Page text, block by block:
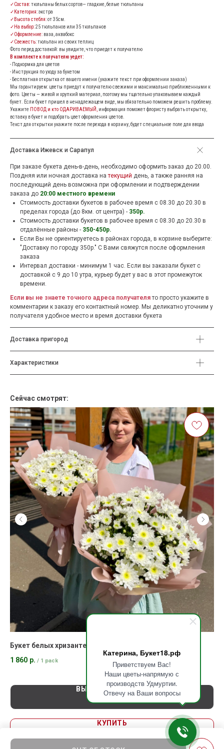
Катерина, Букет18.рф
Приветствуем Вас!
Наши цветы-напрямую с
производств Удмуртии.
Отвечу на Ваши вопросы
✓Состав:тюльпаны белых сортов— гладкие, белые тюльпаны
✓Категория:экстра
✓Высота стебля:от 35см.
✓На выбор:25 тюльпанов или 35 тюльпанов
✓Оформление: ваза, аквабокс
✓Свежесть:тюльпан из своих теплиц
Фото перед доставкой: вы увидите, что приедет к получателю
В комплекте к получателю уедет:
- Подкормка для цветов
- Инструкция по уходу за букетом
- Бесплатная открытка от вашего имени (укажите текст при оформлении заказа)
Мы гарантируем: цветы приедут к получателю свежими и максимально приближенными к
фото. Цветы — живой и хрупкий материал, поэтому мы тщательно упаковываем каждый
букет. Если букет пришел в ненадлежащем виде, мы обязательно поможем решить проблему.
Укажите ПОВОД и кто ОДАРИВАЕМЫЙ,
информация поможет флористу выбрать открытку,
вставку в букет и подобрать цвет оформления цветов.
Текст для открытки укажите после перехода в корзину, будет специальное поле для ввода
Доставка Ижевск и Сарапул
При заказе букета день-в-день, необходимо оформить заказ до 20.00.
Поздняя или ночная доставка натекущий день, а также ранняя на
последующий день возможна при оформлении и подтверждении
заказа до 20:00 местного времени
Стоимость доставки букетов в рабочее время c 08.30 до 20.30 в
пределах города (до 8км. от центра) - 350р.
Стоимость доставки букетов в рабочее время c 08.30 до 20.30 в
отдалённые районы - 350-450р.
Если Вы не ориентируетесь в районах города, в корзине выберите:
"Доставку по городу 350р." С Вами свяжутся после оформления
заказа
Интервал доставки - минимум 1 час. Если вы заказали букет с
доставкой с 9 до 10 утра, курьер будет у вас в этот промежуток
времени.
Если вы не знаете точного адреса получателя то просто укажите в
комментарии к заказу его контактный номер. Мы деликатно уточним у
получателя удобное место и время доставки букета
Доставка пригород
Характеристики
Сейчас смотрят:
Букет белых хризантем "Радость"
1 860 р. / 1 pack
ВЫБРАТЬ ВАРИАНТ
КУПИТЬ